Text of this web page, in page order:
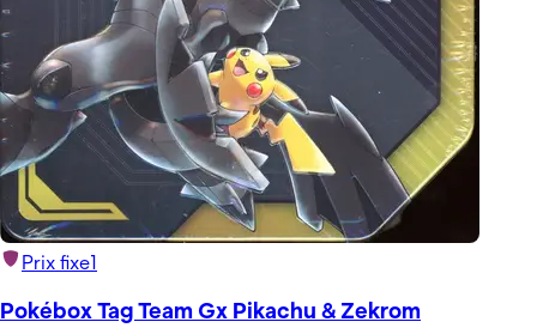
Prix fixe1
Pokébox Tag Team Gx Pikachu & Zekrom